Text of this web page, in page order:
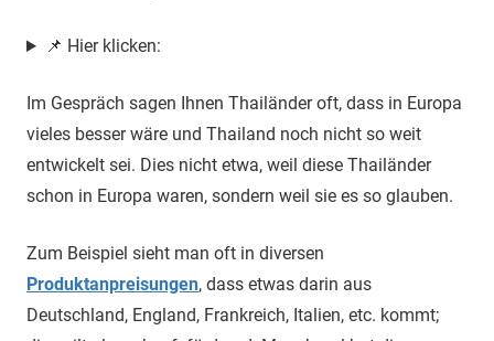
📌 Hier klicken:
Im Gespräch sagen Ihnen Thailänder oft, dass in Europa
vieles besser wäre und Thailand noch nicht so weit
entwickelt sei. Dies nicht etwa, weil diese Thailänder
schon in Europa waren, sondern weil sie es so glauben.
Zum Beispiel sieht man oft in diversen
Produktanpreisungen, dass etwas darin aus
Deutschland, England, Frankreich, Italien, etc. kommt;